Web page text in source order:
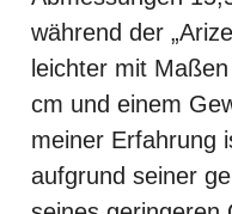
während der
leichter mit
cm und einem
meiner Erfahrung
aufgrund seiner